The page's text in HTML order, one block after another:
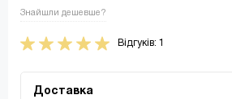
Знайшли дешевше?
Відгуків: 1
Доставка